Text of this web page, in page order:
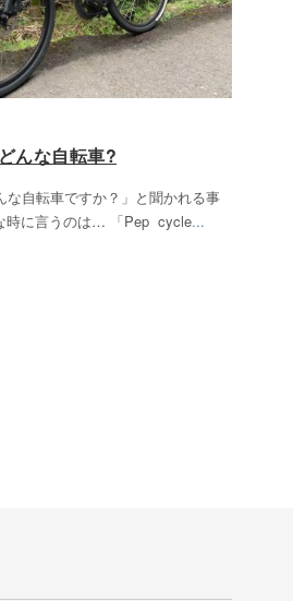
んな自転車?
な自転車ですか？」と聞かれる事
時に言うのは… 「Pep cycle...